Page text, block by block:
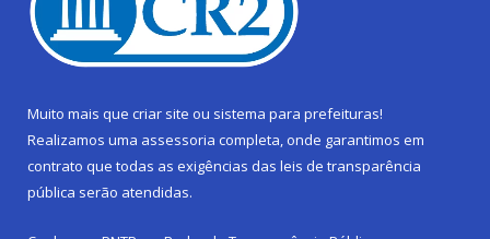
Muito mais que criar site ou sistema para prefeituras!
Realizamos uma assessoria completa, onde garantimos em
contrato que todas as exigências das leis de transparência
pública serão atendidas.